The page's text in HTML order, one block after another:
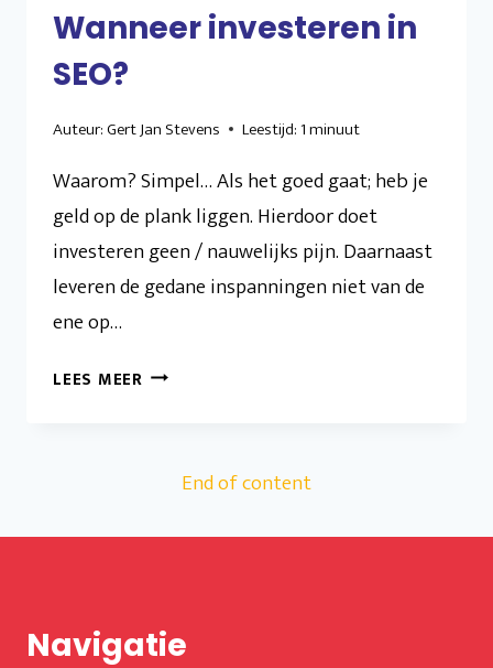
Wanneer investeren in
SEO?
Auteur:Gert Jan Stevens Leestijd:1minuut
Waarom? Simpel… Als het goed gaat; heb je
geld op de plank liggen. Hierdoor doet
investeren geen / nauwelijks pijn. Daarnaast
leveren de gedane inspanningen niet van de
ene op…
LEES MEER WANNEER
End of content
Navigatie